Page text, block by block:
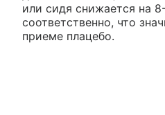
или сидя снижается на
соответственно, что
приеме плацебо.